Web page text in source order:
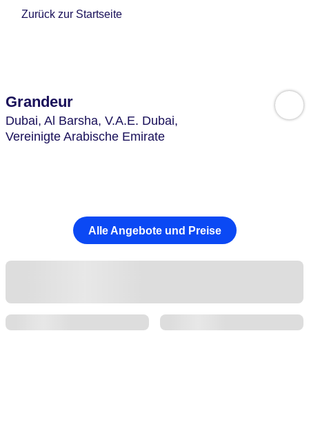
Zurück zur Startseite
Grandeur
Dubai, Al Barsha, V.A.E. Dubai,
Vereinigte Arabische Emirate
Alle Angebote und Preise